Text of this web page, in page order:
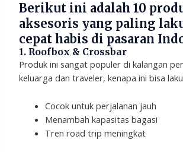
Berikut ini adalah 10
aksesoris yang paling
cepat habis di pasaran
1. Roofbox & Crossbar
Produk ini sangat populer di kalangan
keluarga dan traveler, kenapa ini bisa laku
Cocok untuk perjalanan jauh
Menambah kapasitas bagasi
Tren road trip meningkat